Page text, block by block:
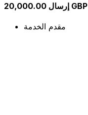
إرسال 20,000.00 GBP
مقدم الخدمة